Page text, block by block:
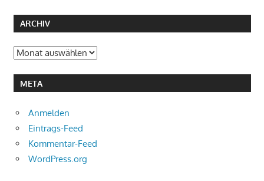
ARCHIV
Archiv
META
Anmelden
Eintrags-Feed
Kommentar-Feed
WordPress.org